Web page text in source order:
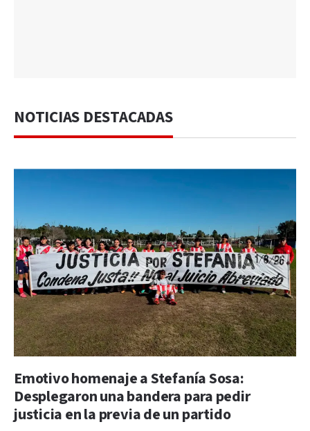
NOTICIAS DESTACADAS
Emotivo homenaje a Stefanía Sosa:
Desplegaron una bandera para pedir
justicia en la previa de un partido